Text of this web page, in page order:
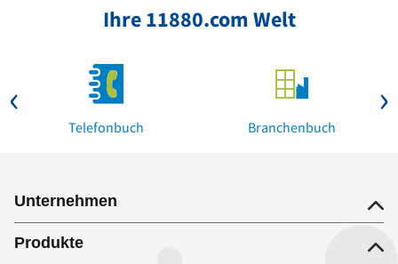
Ihre 11880.com Welt
Telefonbuch Branchenbuch
Unternehmen
Produkte